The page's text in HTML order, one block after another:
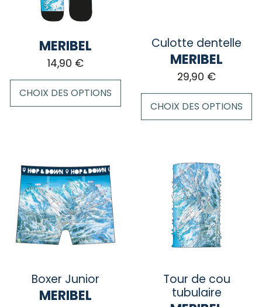
MERIBEL
14,90 €
CHOIX DES OPTIONS
plusieurs
variations.
Les
options
peuvent
être
choisies
Culotte dentelle
MERIBEL
29,90 €
CHOIX DES OPTIONS
plusieurs
variations.
options
peuvent
Boxer Junior
MERIBEL
Tour de cou
tubulaire